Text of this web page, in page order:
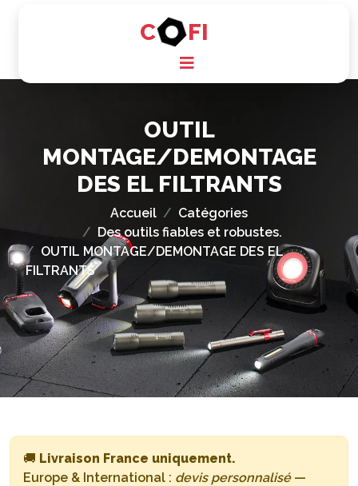
C FI
OUTIL
MONTAGE/DEMONTAGE
DES EL FILTRANTS
Accueil
Catégories
Des outils fiables et robustes.
OUTIL MONTAGE/DEMONTAGE DES EL
FILTRANTS
🚚 Livraison France uniquement.
Europe & International : devis personnalisé—